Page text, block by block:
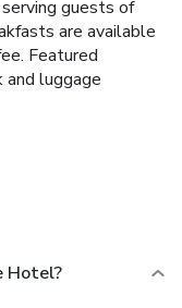
guests of
are available
Featured
luggage
Hotel?